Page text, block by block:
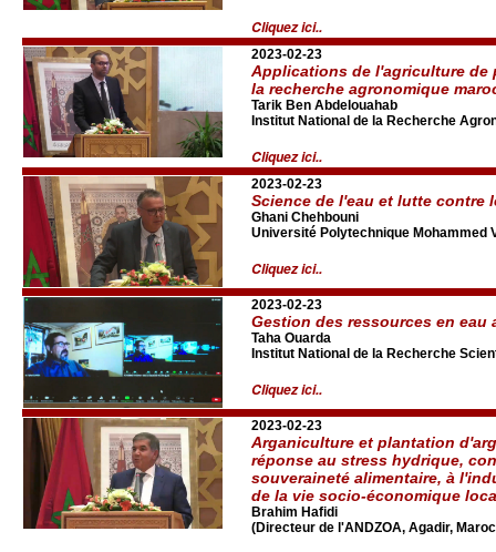
Cliquez ici..
2023-02-23
Applications de l'agriculture de
la recherche agronomique
Tarik Ben Abdelouahab
Institut National de la Recherche
Cliquez ici..
2023-02-23
Science de l'eau et lutte contre
Ghani Chehbouni
Université Polytechnique Mohammed
Cliquez ici..
2023-02-23
Gestion des ressources en eau
Taha Ouarda
Institut National de la Recherche
Cliquez ici..
2023-02-23
Arganiculture et plantation
réponse au stress hydrique,
souveraineté alimentaire, à
de la vie socio-économique
Brahim Hafidi
(Directeur de l'ANDZOA, Agadir, Maroc